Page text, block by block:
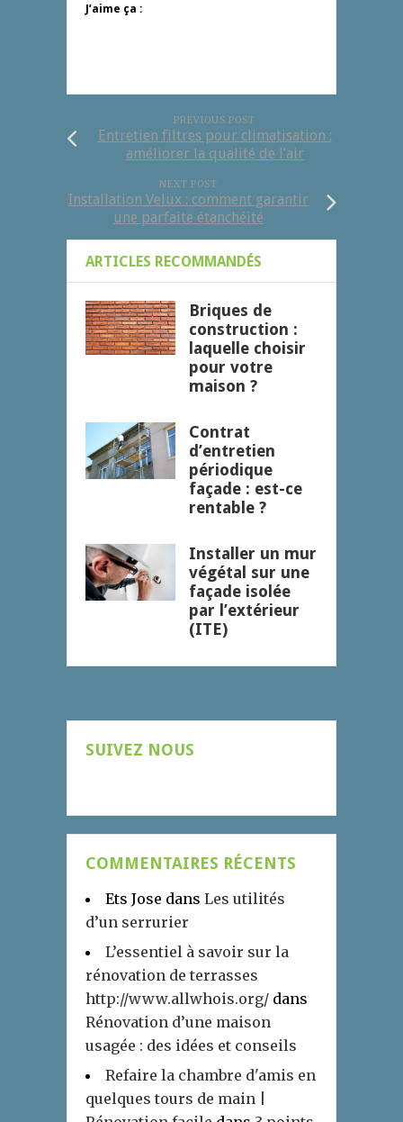
J’aime ça :
PREVIOUS POST
Entretien filtres pour climatisation :
améliorer la qualité de l’air
NEXT POST
Installation Velux : comment garantir
une parfaite étanchéité
ARTICLES RECOMMANDÉS
Briques de
construction :
laquelle choisir
pour votre
maison ?
Contrat
d’entretien
périodique
façade : est-ce
rentable ?
Installer un mur
végétal sur une
façade isolée
par l’extérieur
(ITE)
SUIVEZ NOUS
COMMENTAIRES RÉCENTS
Ets Jose dans Les utilités
d’un serrurier
L’essentiel à savoir sur la
rénovation de terrasses
http://www.allwhois.org/ dans
Rénovation d’une maison
usagée : des idées et conseils
Refaire la chambre d'amis en
quelques tours de main |